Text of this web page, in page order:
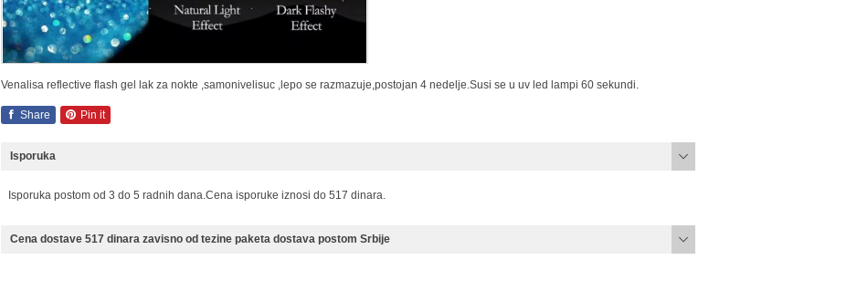
Venalisa reflective flash gel lak za nokte ,samonivelisuc ,lepo se razmazuje,postojan 4 nedelje.Susi se u uv led lampi 60 sekundi.
Share Pin it
Isporuka
Isporuka postom od 3 do 5 radnih dana.Cena isporuke iznosi do 517 dinara.
Cena dostave 517 dinara zavisno od tezine paketa dostava postom Srbije